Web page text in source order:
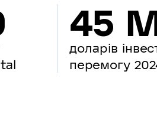
45
доларів
перемогу